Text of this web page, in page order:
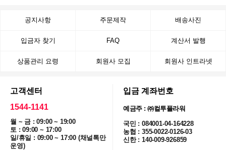
공지사항 주문제작 배송사진
입금자 찾기 FAQ 계산서 발행
상품관리 요령 회원사 모집 회원사 인트라넷
고객센터
1544-1141
월 ~ 금 : 09:00 ~ 19:00
토 : 09:00 ~ 17:00
일/휴일 : 09:00 ~ 17:00 (채널톡만
운영)
입금 계좌번호
예금주 : ㈜컬투플라워
국민 : 084001-04-164228
농협 : 355-0022-0126-03
신한 : 140-009-926859